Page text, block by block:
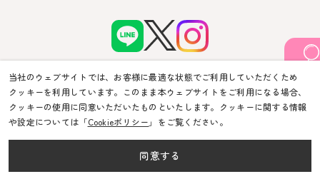
© Shuei-Yobiko Co Ltd. All Rights Reserved.
当社のウェブサイトでは、お客様に最適な状態でご利用していただくため
クッキーを利用しています。このまま本ウェブサイトをご利用になる場合、
クッキーの使用に同意いただいたものといたします。クッキーに関する情報
や設定については「Cookieポリシー 」をご覧ください。
同意する